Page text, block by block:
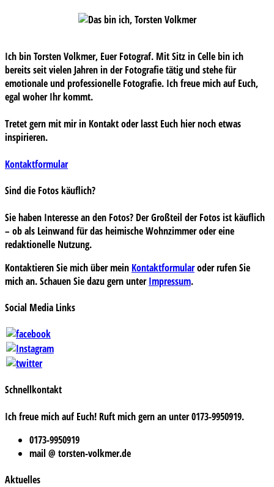
Ich bin Torsten Volkmer, Euer Fotograf. Mit Sitz in Celle bin ich
bereits seit vielen Jahren in der Fotografie tätig und stehe für
emotionale und professionelle Fotografie. Ich freue mich auf Euch,
egal woher Ihr kommt.
Tretet gern mit mir in Kontakt oder lasst Euch hier noch etwas
inspirieren.
Kontaktformular
Sind die Fotos käuflich?
Sie haben Interesse an den Fotos? Der Großteil der Fotos ist käuflich
– ob als Leinwand für das heimische Wohnzimmer oder eine
redaktionelle Nutzung.
Kontaktieren Sie mich über mein Kontaktformularoder rufen Sie
mich an. Schauen Sie dazu gern unterImpressum.
Social Media Links
Schnellkontakt
Ich freue mich auf Euch! Ruft mich gern an unter 0173-9950919.
0173-9950919
mail @ torsten-volkmer.de
Aktuelles